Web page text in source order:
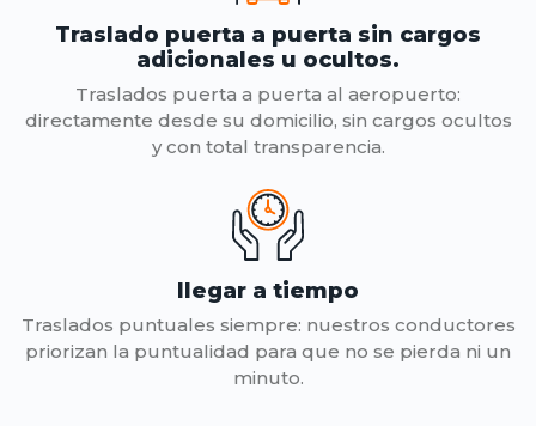
Traslado puerta a puerta sin cargos
adicionales u ocultos.
Traslados puerta a puerta al aeropuerto:
directamente desde su domicilio, sin cargos ocultos
y con total transparencia.
llegar a tiempo
Traslados puntuales siempre: nuestros conductores
priorizan la puntualidad para que no se pierda ni un
minuto.